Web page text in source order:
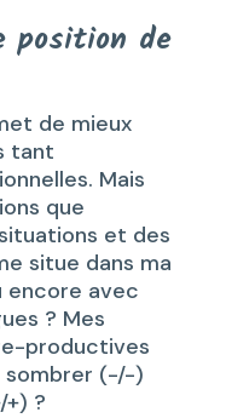
position de
de mieux
tant
Mais
que
et des
situe dans ma
encore avec
? Mes
productives
(-/-)
?